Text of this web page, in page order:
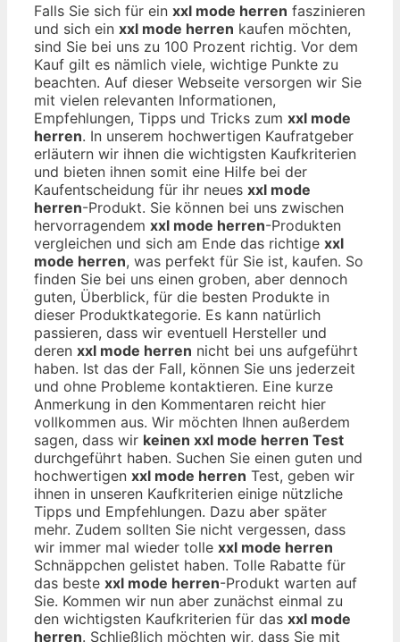
Falls Sie sich für ein xxl mode herren faszinieren
und sich ein xxl mode herren kaufen möchten,
sind Sie bei uns zu 100 Prozent richtig. Vor dem
Kauf gilt es nämlich viele, wichtige Punkte zu
beachten. Auf dieser Webseite versorgen wir Sie
mit vielen relevanten Informationen,
Empfehlungen, Tipps und Tricks zum xxl mode
herren. In unserem hochwertigen Kaufratgeber
erläutern wir ihnen die wichtigsten Kaufkriterien
und bieten ihnen somit eine Hilfe bei der
Kaufentscheidung für ihr neues xxl mode
herren-Produkt. Sie können bei uns zwischen
hervorragendem xxl mode herren-Produkten
vergleichen und sich am Ende das richtige xxl
mode herren, was perfekt für Sie ist, kaufen. So
finden Sie bei uns einen groben, aber dennoch
guten, Überblick, für die besten Produkte in
dieser Produktkategorie. Es kann natürlich
passieren, dass wir eventuell Hersteller und
deren xxl mode herren nicht bei uns aufgeführt
haben. Ist das der Fall, können Sie uns jederzeit
und ohne Probleme kontaktieren. Eine kurze
Anmerkung in den Kommentaren reicht hier
vollkommen aus. Wir möchten Ihnen außerdem
sagen, dass wir keinen xxl mode herren Test
durchgeführt haben. Suchen Sie einen guten und
hochwertigen xxl mode herren Test, geben wir
ihnen in unseren Kaufkriterien einige nützliche
Tipps und Empfehlungen. Dazu aber später
mehr. Zudem sollten Sie nicht vergessen, dass
wir immer mal wieder tolle xxl mode herren
Schnäppchen gelistet haben. Tolle Rabatte für
das beste xxl mode herren-Produkt warten auf
Sie. Kommen wir nun aber zunächst einmal zu
den wichtigsten Kaufkriterien für das xxl mode
herren. Schließlich möchten wir, dass Sie mit